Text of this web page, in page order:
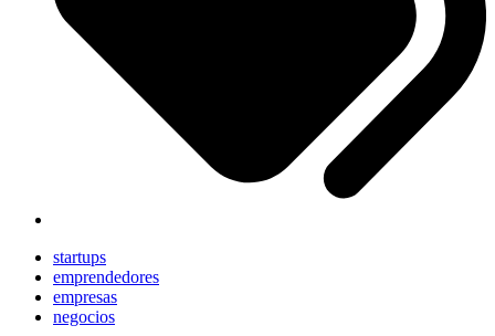
startups
emprendedores
empresas
negocios